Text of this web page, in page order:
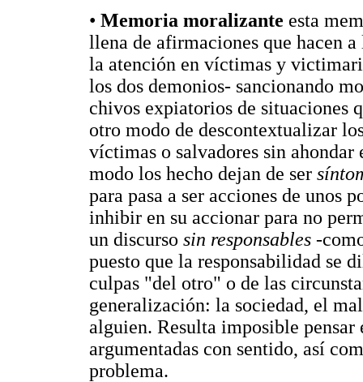
• Memoria moralizante esta
llena de afirmaciones que hacen
la atención en víctimas y
los dos demonios- sancionando
chivos expiatorios de situaciones
otro modo de descontextualizar
víctimas o salvadores sin ahondar
modo los hecho dejan de ser
para pasa a ser acciones de unos
inhibir en su accionar para no
un discurso sin responsables -
puesto que la responsabilidad se
culpas "del otro" o de las
generalización: la sociedad, el
alguien. Resulta imposible pensar
argumentadas con sentido, así
problema.